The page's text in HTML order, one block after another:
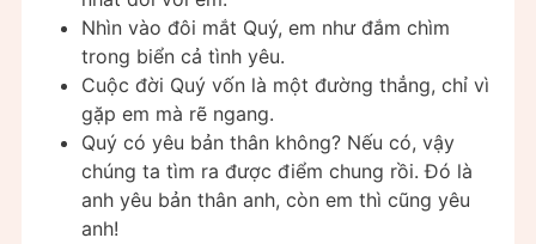
Nhìn vào đôi mắt Quý, em như đắm chìm
trong biển cả tình yêu.
Cuộc đời Quý vốn là một đường thẳng, chỉ vì
gặp em mà rẽ ngang.
Quý có yêu bản thân không? Nếu có, vậy
chúng ta tìm ra được điểm chung rồi. Đó là
anh yêu bản thân anh, còn em thì cũng yêu
anh!